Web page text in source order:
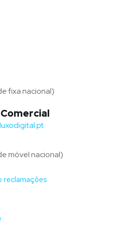
fixa nacional)
móvel nacional)